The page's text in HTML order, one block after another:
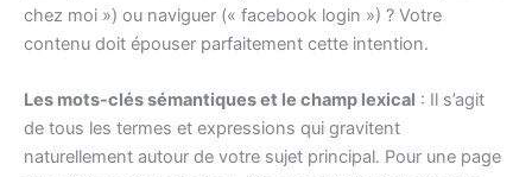
chez moi ») ou naviguer (« facebook login ») ? Votre
contenu doit épouser parfaitement cette intention.
Les mots-clés sémantiques et le champ lexical : Il s’agit
de tous les termes et expressions qui gravitent
naturellement autour de votre sujet principal. Pour une page